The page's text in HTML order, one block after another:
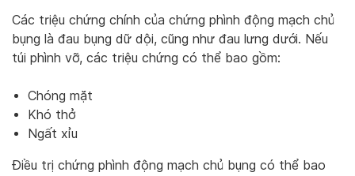
Các triệu chứng chính của chứng phình động mạch chủ
bụng là đau bụng dữ dội, cũng như đau lưng dưới. Nếu
túi phình vỡ, các triệu chứng có thể bao gồm:
Chóng mặt
Khó thở
Ngất xỉu
Điều trị chứng phình động mạch chủ bụng có thể bao